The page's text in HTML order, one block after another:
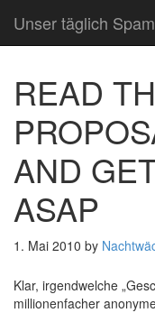
Unser täglich Spam
READ
AND
ASAP
1. Mai 2010 by
Klar, irgendwelche
millionenfacher